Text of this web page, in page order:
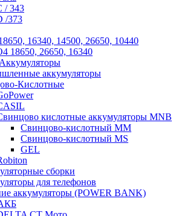
/ 343
/373
16340, 14500, 26650, 10440
18650, 26650, 16340
аккумуляторы
Кислотные
кислотные аккумуляторы MNB
Cвинцово-кислотный MM
Cвинцово-кислотный MS
GEL
сборки
для телефонов
аккумуляторы (POWER BANK)